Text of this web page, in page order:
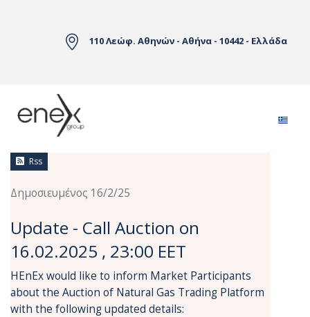
110 Λεώφ. Αθηνών - Αθήνα - 10442 - Ελλάδα
Ειδήσεις
Rss
Δημοσιευμένος 16/2/25
Update - Call Auction on
16.02.2025 , 23:00 EET
HEnEx would like to inform Market Participants
about the Auction of Natural Gas Trading Platform
with the following updated details: